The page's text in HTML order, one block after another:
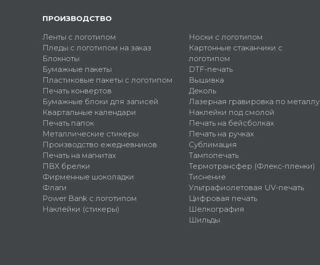
ПРОИЗВОДСТВО
Ленты с логотипом
Пледы с логотипом на заказ
Блокноты
Бумажные пакеты
Пластиковые пакеты с логотипом
Печать конвертов
Бумажные блоки для записей
Квартальные календари
Печать папок
Металлические стикеры
Производство ежедневников
Печать на магнитах
ПВХ брелки
Фирменные шоколадки
Флаги
Power Bank с логотипом
Наклейки (стикеры)
Носки с логотипом
Картонные стаканчики с
логотипом
DTF-печать
Вышивка
Деколь
Лазерная гравировка по металлу
Наклейки под смолой
Печать на бейсболках
Печать на ручках
Сублимация
Тампопечать
Термотрансфер (Флекс-пленки)
Тиснение
Ультрафиолетовая UV-печать
Цифровая печать
Шелкография
Шильды